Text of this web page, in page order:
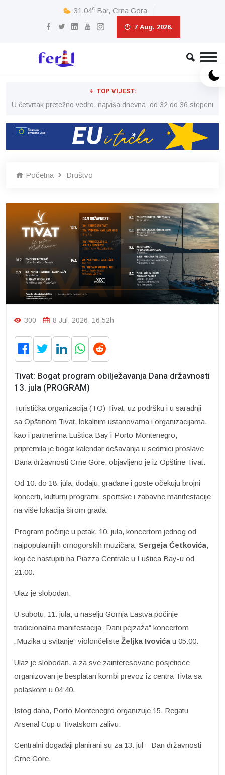
31.04c Bar, Crna Gora
7 Aug. 2026.
TOP VIJEST:
U četvrtak pretežno vedro, najviša dnevna od 32 do 36 stepeni
Početna Društvo
300 8 Jul, 2026. 16:52h
Tivat: Bogat program obilježavanja Dana državnosti
13. jula (PROGRAM)
Turistička organizacija (TO) Tivat, uz podršku i u saradnji
sa Opštinom Tivat, lokalnim ustanovama i organizacijama,
kao i partnerima Luštica Bay i Porto Montenegro,
pripremila je bogat kalendar dešavanja u sedmici proslave
Dana državnosti Crne Gore, objavljeno je iz Opštine Tivat.
Od 10. do 18. jula, dodaju, građane i goste očekuju brojni
koncerti, kulturni programi, sportske i zabavne manifestacije
na više lokacija širom grada.
Program počinje u petak, 10. jula, koncertom jednog od
najpopularnijih crnogorskih muzičara, Sergeja Ćetkovića,
koji će nastupiti na Piazza Centrale u Luštica Bay-u od
21:00.
Ulaz je slobodan.
U subotu, 11. jula, u naselju Gornja Lastva počinje
tradicionalna manifestacija „Dani pejzaža“ koncertom
„Muzika u svitanje“ violončeliste Željka Ivovića u 05:00.
Ulaz je slobodan, a za sve zainteresovane posjetioce
organizovan je besplatan kombi prevoz iz centra Tivta sa
polaskom u 04:40.
Istog dana, Porto Montenegro organizuje 15. Regatu
Arsenal Cup u Tivatskom zalivu.
Centralni događaji planirani su za 13. jul – Dan državnosti
Crne Gore.